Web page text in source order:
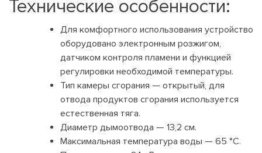
Технические особенности:
Для комфортного использования устройство
оборудовано электронным розжигом,
датчиком контроля пламени и функцией
регулировки необходимой температуры.
Тип камеры сгорания — открытый, для
отвода продуктов сгорания используется
естественная тяга.
Диаметр дымоотвода — 13,2 см.
Максимальная температура воды — 65 °C.